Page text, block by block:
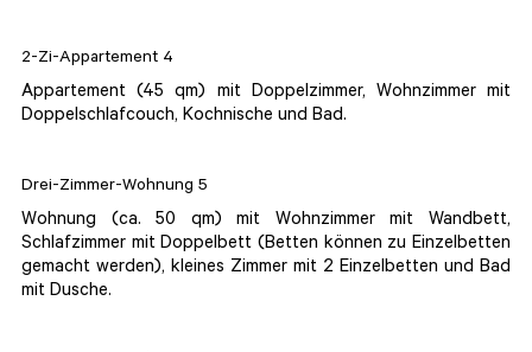
2-Zi-Appartement 4
Appartement (45 qm) mit Doppelzimmer, Wohnzimmer mit
Doppelschlafcouch, Kochnische und Bad.
Drei-Zimmer-Wohnung 5
Wohnung (ca. 50 qm) mit Wohnzimmer mit Wandbett,
Schlafzimmer mit Doppelbett (Betten können zu Einzelbetten
gemacht werden), kleines Zimmer mit 2 Einzelbetten und Bad
mit Dusche.